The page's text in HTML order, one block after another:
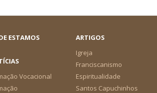
ESTAMOS
ARTIGOS
Igreja
Franciscanismo
Espiritualidade
Santos Capuchinhos
Vocacional